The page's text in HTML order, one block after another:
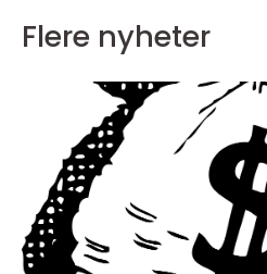
Flere nyheter